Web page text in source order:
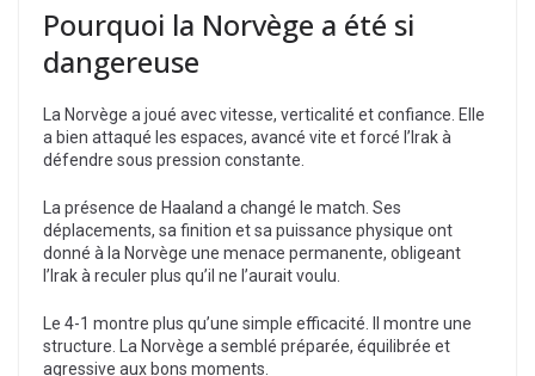
Pourquoi la Norvège a été si
dangereuse
La Norvège a joué avec vitesse, verticalité et confiance. Elle
a bien attaqué les espaces, avancé vite et forcé l’Irak à
défendre sous pression constante.
La présence de Haaland a changé le match. Ses
déplacements, sa finition et sa puissance physique ont
donné à la Norvège une menace permanente, obligeant
l’Irak à reculer plus qu’il ne l’aurait voulu.
Le 4-1 montre plus qu’une simple efficacité. Il montre une
structure. La Norvège a semblé préparée, équilibrée et
agressive aux bons moments.